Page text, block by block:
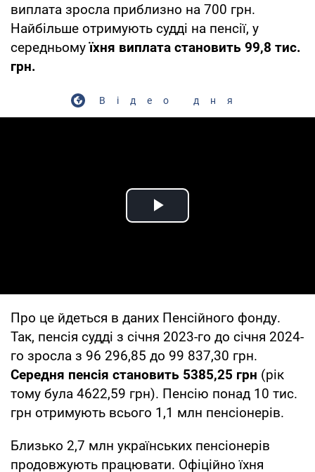
виплата зросла приблизно на 700 грн.
Найбільше отримують судді на пенсії, у
середньомуїхня виплата становить 99,8 тис.
грн.
Відео дня
Play Video
Про це йдеться в даних Пенсійного фонду.
Так, пенсія судді з січня 2023-го до січня 2024-
го зросла з 96 296,85 до 99 837,30 грн.
Середня пенсія становить 5385,25 грн (рік
тому була 4622,59 грн). Пенсію понад 10 тис.
грн отримують всього 1,1 млн пенсіонерів.
Близько 2,7 млн українських пенсіонерів
продовжують працювати. Офіційно їхня